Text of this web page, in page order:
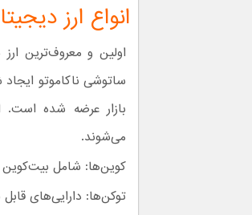
انواع ارز
اولین و معروف‌ترین
ساتوشی ناکاموتو ایجاد
بازار عرضه شده است.
می‌شوند.
کوین‌ها: شامل
توکن‌ها: دارایی‌های